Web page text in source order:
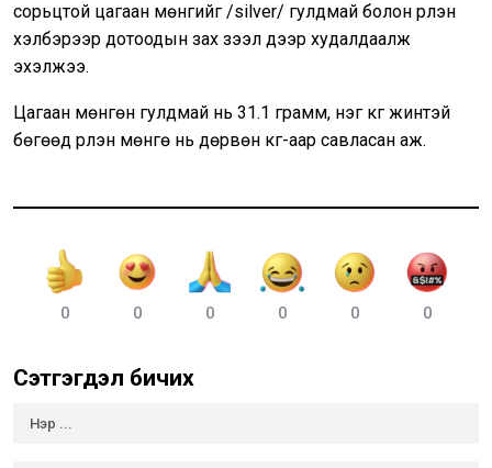
сорьцтой цагаан мөнгийг /silver/ гулдмай болон үрлэн
хэлбэрээр дотоодын зах зээл дээр худалдаалж
эхэлжээ.
Цагаан мөнгөн гулдмай нь 31.1 грамм, нэг кг жинтэй
бөгөөд үрлэн мөнгө нь дөрвөн кг-аар савласан аж.
0 0 0 0 0 0
Сэтгэгдэл бичих